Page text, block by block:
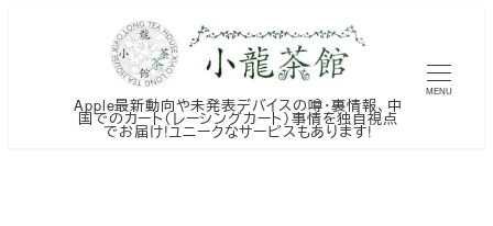
Apple最新動向や未発表デバイスの噂・裏情報、中
国でのカート（レーシングカート）事情を独自視点
でお届け!ユニークなサービスもあります!
MENU